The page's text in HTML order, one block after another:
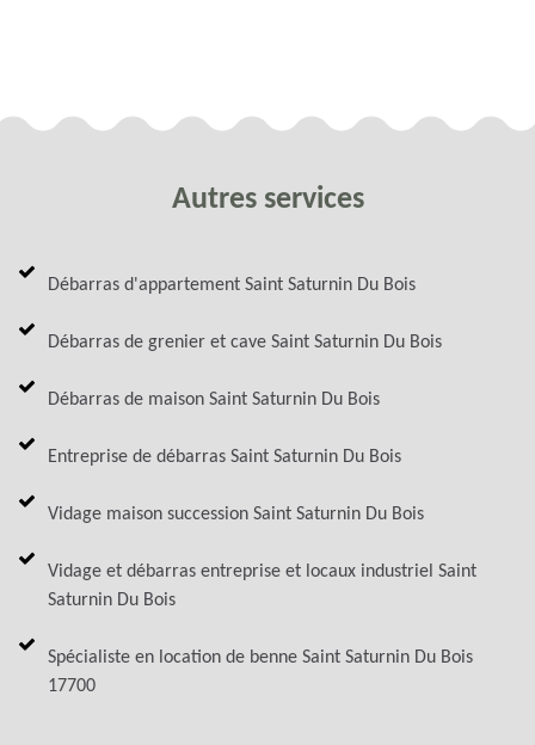
Autres services
Débarras d'appartement Saint Saturnin Du Bois
Débarras de grenier et cave Saint Saturnin Du Bois
Débarras de maison Saint Saturnin Du Bois
Entreprise de débarras Saint Saturnin Du Bois
Vidage maison succession Saint Saturnin Du Bois
Vidage et débarras entreprise et locaux industriel Saint
Saturnin Du Bois
Spécialiste en location de benne Saint Saturnin Du Bois
17700